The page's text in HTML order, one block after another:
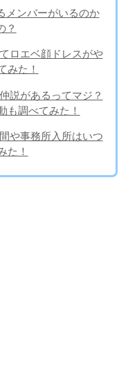
メンバーがいるのか
？
ロエベ顔ドレスがや
みた！
説があるってマジ？
も調べてみた！
や事務所入所はいつ
た！